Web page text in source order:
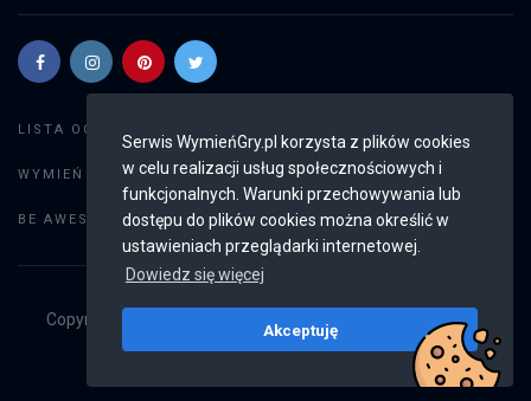
Serwis WymieńGry.pl korzysta z plików cookies
w celu realizacji usług społecznościowych i
funkcjonalnych. Warunki przechowywania lub
dostępu do plików cookies można określić w
ustawieniach przeglądarki internetowej.
Dowiedz się więcej
Akceptuję
LISTA OGŁOSZEŃ:
WYMIEŃ GRY: Dodaj ogłoszenie
BE AWESOME: Weryfikacja konta
Copyright © 2019 - 2026
Wszystkie prawa
v2.8.4